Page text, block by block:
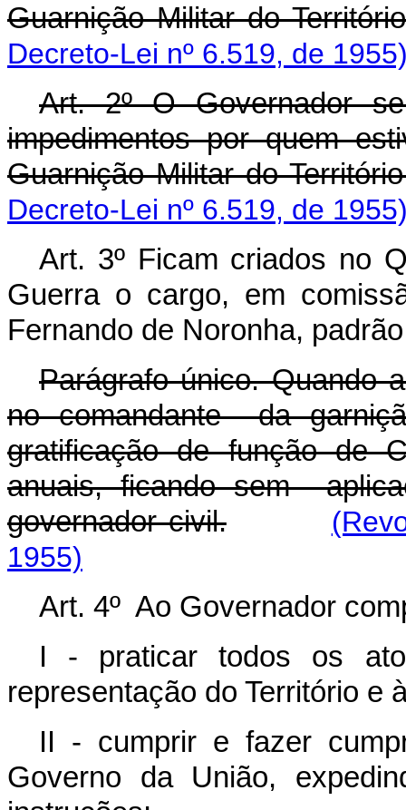
Guarnição Militar do
Decreto-Lei nº 6.519, de
Art. 2º O Governador
impedimentos por quem
Guarnição Militar do
Decreto-Lei nº 6.519, de
Art. 3º Ficam criados no
Guerra o cargo, em
Fernando de Noronha,
Parágrafo único. Quando
no comandante da
gratificação de função de
anuais, ficando sem
governador civil.
1955)
Art. 4º Ao Governador
I
- praticar todos os
representação do Território e
II - cumprir e fazer
Governo da União,